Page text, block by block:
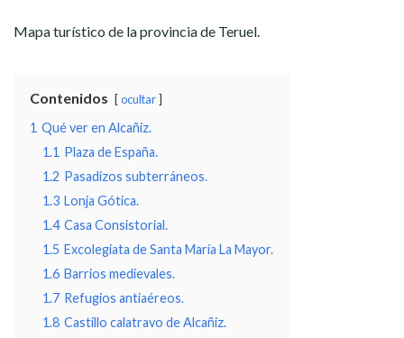
Mapa turístico de la provincia de Teruel.
Contenidos ocultar
1 Qué ver en Alcañiz.
1.1 Plaza de España.
1.2 Pasadizos subterráneos.
1.3 Lonja Gótica.
1.4 Casa Consistorial.
1.5 Excolegiata de Santa María La Mayor.
1.6 Barrios medievales.
1.7 Refugios antiaéreos.
1.8 Castillo calatravo de Alcañiz.